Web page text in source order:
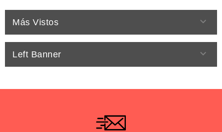
Más Vistos 
Left Banner 